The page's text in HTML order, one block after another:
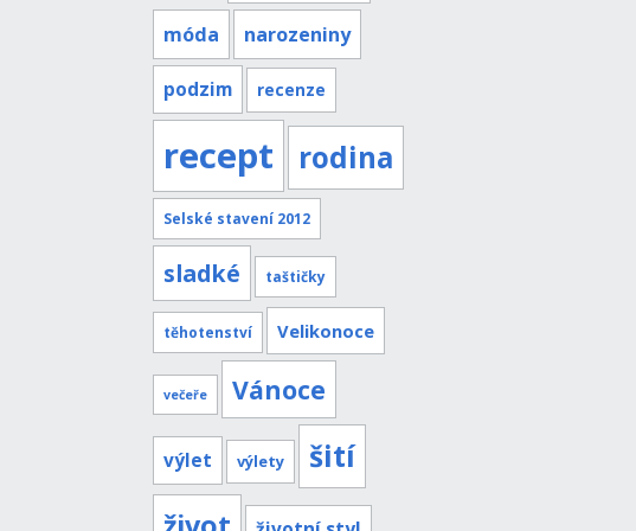
móda narozeniny
podzim recenze
recept rodina
Selské stavení 2012
sladké taštičky
těhotenství Velikonoce
večeře Vánoce
výlet výlety šití